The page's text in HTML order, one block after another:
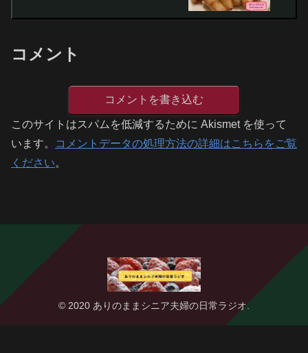
コメント
コメントを書き込む
このサイトはスパムを低減するために Akismet を使って
います。
コメントデータの処理方法の詳細はこちらをご覧
ください。
© 2020 ありのままシニア夫婦の日常ラジオ.